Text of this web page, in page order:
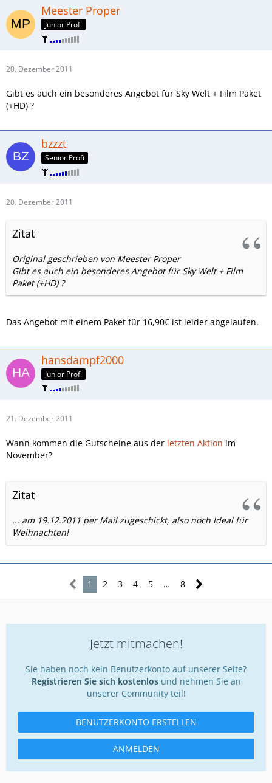
Meester Proper
Junior Profi
20. Dezember 2011
Gibt es auch ein besonderes Angebot für Sky Welt + Film Paket
(+HD) ?
bzzzt
Senior Profi
20. Dezember 2011
Zitat
Original geschrieben von Meester Proper
Gibt es auch ein besonderes Angebot für Sky Welt + Film
Paket (+HD) ?
Das Angebot mit einem Paket für 16,90€ ist leider abgelaufen.
hansdampf2000
Junior Profi
21. Dezember 2011
Wann kommen die Gutscheine aus der letzten Aktion im
November?
Zitat
... am 19.12.2011 per Mail zugeschickt, also noch Ideal für
Weihnachten!
1 2 3 4 5 … 8
Jetzt mitmachen!
Sie haben noch kein Benutzerkonto auf unserer Seite?
Registrieren Sie sich kostenlosund nehmen Sie an
unserer Community teil!
BENUTZERKONTO ERSTELLEN
ANMELDEN